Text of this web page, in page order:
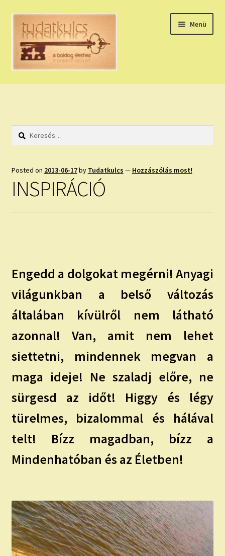
Ugrás
navigációhoz
Kilépés
tartalomba
Menü
HÚZZ EGY KÁRTYÁT!
HOLDNAPTÁR
NAPI ASZTROLÓGIA
ÍRJ NEKEM!
IRATKOZZ FEL A VIDEÓ CSATORNÁNKRA!
AJÁNDÉKOKKAL!
Keresés:
Posted on 2013-06-17by Tudatkulcs — Hozzászólás most!
INSPIRÁCIÓ
Engedd a dolgokat megérni! Anyagi
világunkban a belső változás
általában kívülről nem látható
azonnal! Van, amit nem lehet
siettetni, mindennek megvan a
maga ideje! Ne szaladj előre, ne
sürgesd az időt! Higgy és légy
türelmes, bizalommal és hálával
telt! Bízz magadban, bízz a
Mindenhatóban és az Életben!